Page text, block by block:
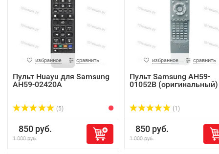
избранное сравнить
Пульт Huayu для Samsung
AH59-02420A
(5)
850 руб.
1 000 руб.
избранное сравнить
Пульт Samsung AH59-
01052B (оригинальный)
(1)
850 руб.
1 000 руб.